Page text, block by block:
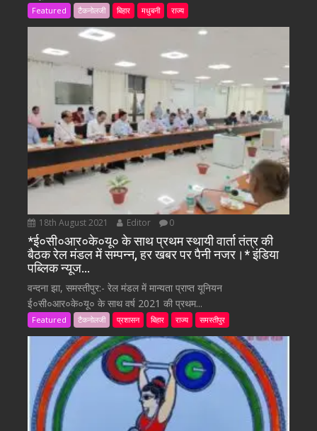
Featured टैकनोलजी बिहार मधुबनी राज्य
18th August 2021 Editor 0
*ई०सी०आर०के०यू० के साथ प्रथम स्थायी वार्ता तंत्र की
बैठक रेल मंडल में सम्पन्न, हर खबर पर पैनी नजर।* इंडिया
पब्लिक न्यूज…
वन्दना झा, समस्तीपुर:- रेल मंडल में मान्यता प्राप्त यूनियन
ई०सी०आर०के०यू० के साथ वर्ष 2021 की प्रथम...
Featured टैकनोलजी प्रशासन बिहार राज्य समस्तीपुर